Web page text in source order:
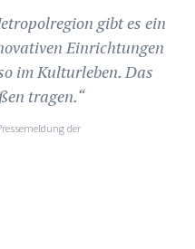
gibt es ein
Einrichtungen
im Kulturleben. Das
tragen.“
der